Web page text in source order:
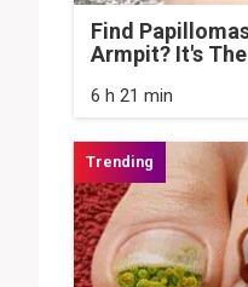
Find
Armpit? It's
6 h 21 min